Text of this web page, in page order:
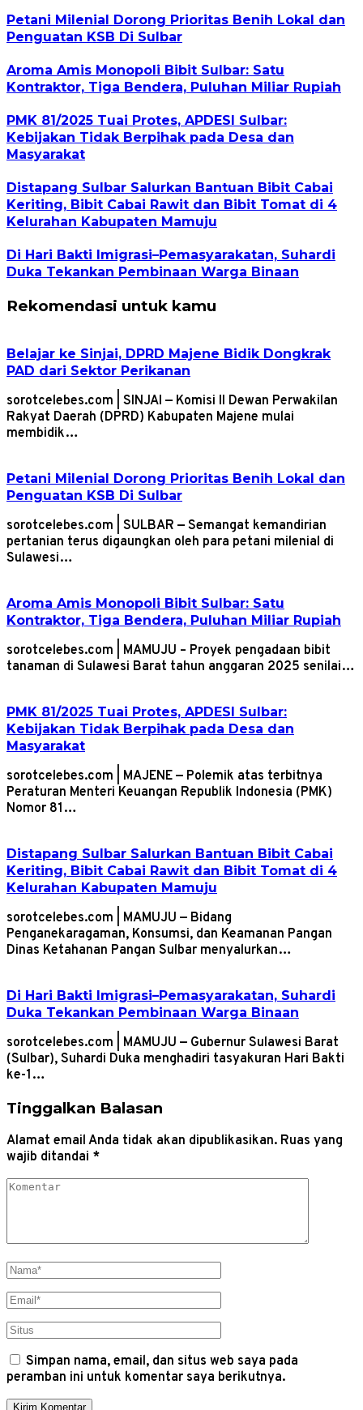
Petani Milenial Dorong Prioritas Benih Lokal dan
Penguatan KSB Di Sulbar
Aroma Amis Monopoli Bibit Sulbar: Satu
Kontraktor, Tiga Bendera, Puluhan Miliar Rupiah
PMK 81/2025 Tuai Protes, APDESI Sulbar:
Kebijakan Tidak Berpihak pada Desa dan
Masyarakat
Distapang Sulbar Salurkan Bantuan Bibit Cabai
Keriting, Bibit Cabai Rawit dan Bibit Tomat di 4
Kelurahan Kabupaten Mamuju
Di Hari Bakti Imigrasi–Pemasyarakatan, Suhardi
Duka Tekankan Pembinaan Warga Binaan
Rekomendasi untuk kamu
Belajar ke Sinjai, DPRD Majene Bidik Dongkrak
PAD dari Sektor Perikanan
sorotcelebes.com | SINJAI — Komisi II Dewan Perwakilan
Rakyat Daerah (DPRD) Kabupaten Majene mulai
membidik…
Petani Milenial Dorong Prioritas Benih Lokal dan
Penguatan KSB Di Sulbar
sorotcelebes.com | SULBAR — Semangat kemandirian
pertanian terus digaungkan oleh para petani milenial di
Sulawesi…
Aroma Amis Monopoli Bibit Sulbar: Satu
Kontraktor, Tiga Bendera, Puluhan Miliar Rupiah
sorotcelebes.com | MAMUJU – Proyek pengadaan bibit
tanaman di Sulawesi Barat tahun anggaran 2025 senilai…
PMK 81/2025 Tuai Protes, APDESI Sulbar:
Kebijakan Tidak Berpihak pada Desa dan
Masyarakat
sorotcelebes.com | MAJENE — Polemik atas terbitnya
Peraturan Menteri Keuangan Republik Indonesia (PMK)
Nomor 81…
Distapang Sulbar Salurkan Bantuan Bibit Cabai
Keriting, Bibit Cabai Rawit dan Bibit Tomat di 4
Kelurahan Kabupaten Mamuju
sorotcelebes.com | MAMUJU — Bidang
Penganekaragaman, Konsumsi, dan Keamanan Pangan
Dinas Ketahanan Pangan Sulbar menyalurkan…
Di Hari Bakti Imigrasi–Pemasyarakatan, Suhardi
Duka Tekankan Pembinaan Warga Binaan
sorotcelebes.com | MAMUJU — Gubernur Sulawesi Barat
(Sulbar), Suhardi Duka menghadiri tasyakuran Hari Bakti
ke-1…
Tinggalkan Balasan
Alamat email Anda tidak akan dipublikasikan. Ruas yang
wajib ditandai *
Simpan nama, email, dan situs web saya pada
peramban ini untuk komentar saya berikutnya.